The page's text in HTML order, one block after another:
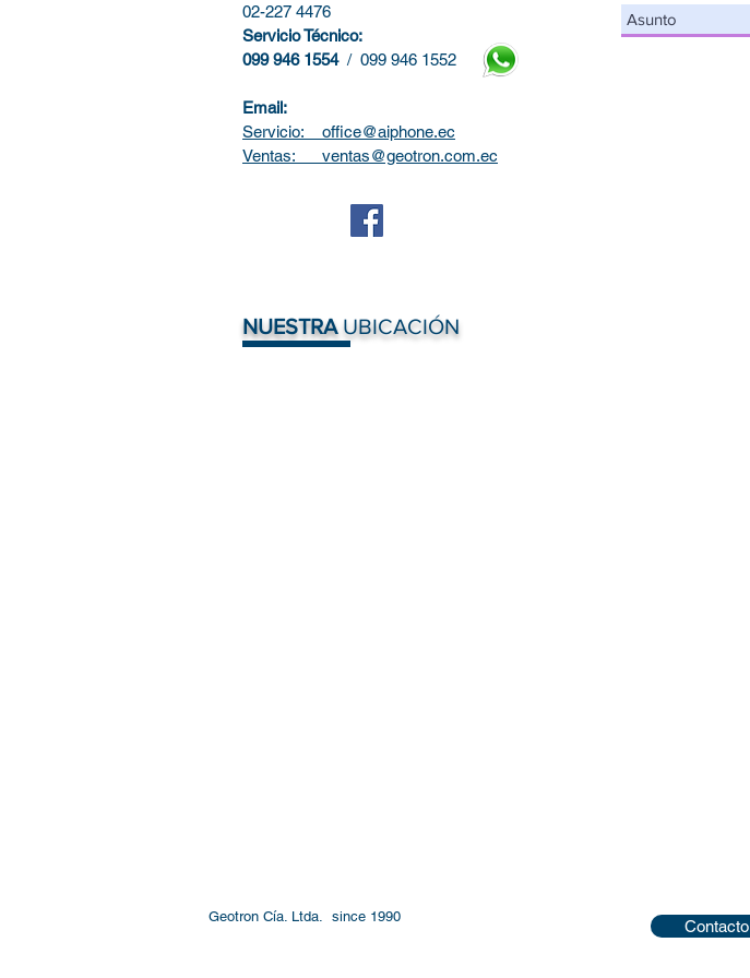
02-227 4476
Servicio Técnico:
099 946 1554/ 099 946 1552
Email:
Servicio: office@aiphone.ec
Ventas: ventas@geotron.com.ec
NUESTRA UBICACIÓN
Geotron Cía. Ltda. since 1990
Contacto